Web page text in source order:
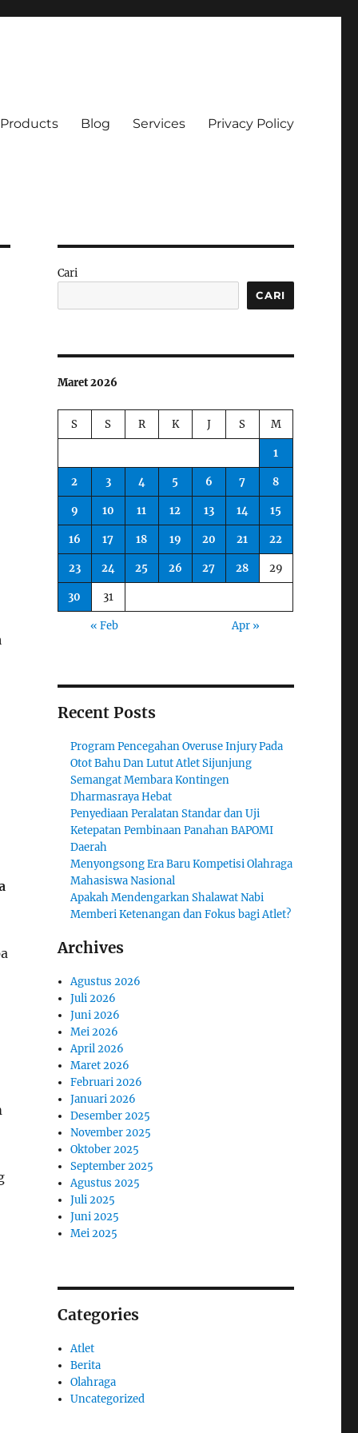
Products Blog Services Privacy Policy
Cari
CARI
Maret 2026
S S R K J S M
1
2 3 4 5 6 7 8
9 10 11 12 13 14 15
16 17 18 19 20 21 22
23 24 25 26 27 28 29
30 31
« Feb Apr »
Recent Posts
Program Pencegahan Overuse Injury Pada
Otot Bahu Dan Lutut Atlet Sijunjung
Semangat Membara Kontingen
Dharmasraya Hebat
Penyediaan Peralatan Standar dan Uji
Ketepatan Pembinaan Panahan BAPOMI
Daerah
Menyongsong Era Baru Kompetisi Olahraga
Mahasiswa Nasional
Apakah Mendengarkan Shalawat Nabi
Memberi Ketenangan dan Fokus bagi Atlet?
Archives
Agustus 2026
Juli 2026
Juni 2026
Mei 2026
April 2026
Maret 2026
Februari 2026
Januari 2026
Desember 2025
November 2025
Oktober 2025
September 2025
Agustus 2025
Juli 2025
Juni 2025
Mei 2025
Categories
Atlet
Berita
Olahraga
Uncategorized